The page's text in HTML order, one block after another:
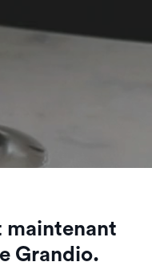
maintenant
Grandio.